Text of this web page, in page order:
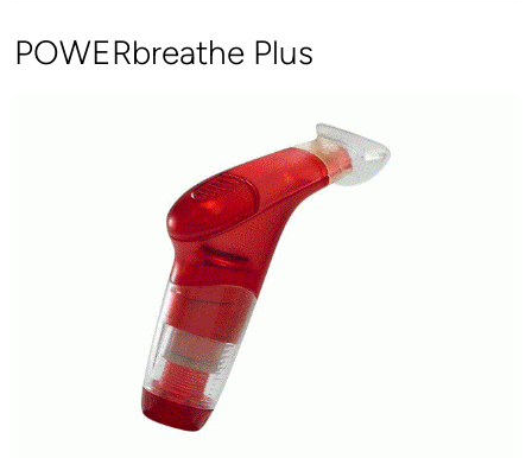
POWERbreathe Plus